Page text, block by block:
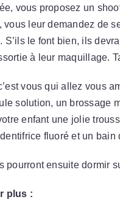
vous proposez un
vous leur demandez de
S’ils le font bien, ils
à leur maquillage.
vous qui allez vous
solution, un brossage
enfant une jolie
fluoré et un bain
pourront ensuite dormir
plus :